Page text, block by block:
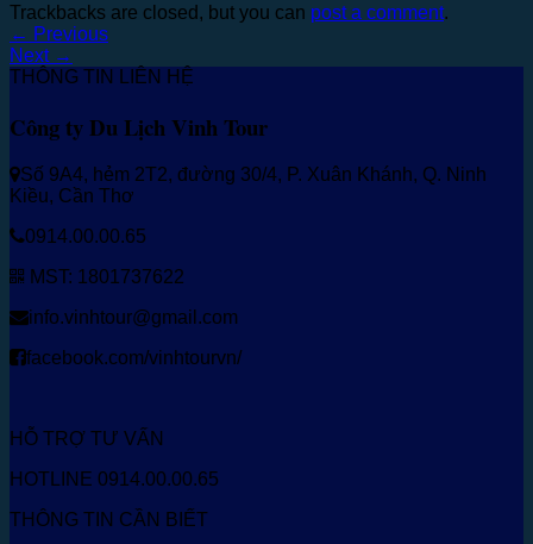
Trackbacks are closed, but you can post a comment.
← Previous
Next →
THÔNG TIN LIÊN HỆ
Công ty Du Lịch Vinh Tour
Số 9A4, hẻm 2T2, đường 30/4, P. Xuân Khánh, Q. Ninh
Kiều, Cần Thơ
0914.00.00.65
MST: 1801737622
info.vinhtour@gmail.com
facebook.com/vinhtourvn/
HỖ TRỢ TƯ VẤN
HOTLINE 0914.00.00.65
THÔNG TIN CẦN BIẾT